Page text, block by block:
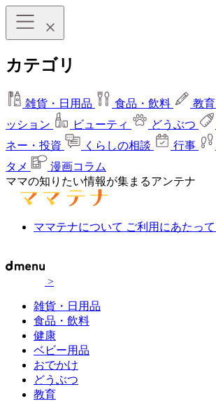
カテゴリ
雑貨・日用品 食品・飲料 教育
ッション
ビューティ どうぶつ
ネー・投資
くらしの相談 行事
タメ
漫画コラム
ママの知りたい情報が集まるアンテナ
ママテナについて ご利用にあたって
>
雑貨・日用品
食品・飲料
健康
ベビー用品
おでかけ
どうぶつ
教育